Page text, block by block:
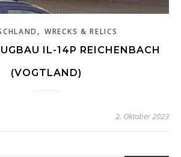
,WRECKS & RELICS
IL-14P REICHENBACH
(VOGTLAND)
2. Oktober 2023